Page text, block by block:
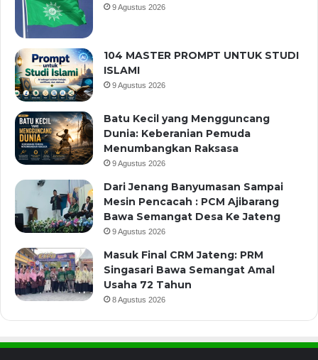
9 Agustus 2026
104 MASTER PROMPT UNTUK STUDI
ISLAMI
9 Agustus 2026
Batu Kecil yang Mengguncang
Dunia: Keberanian Pemuda
Menumbangkan Raksasa
9 Agustus 2026
Dari Jenang Banyumasan Sampai
Mesin Pencacah : PCM Ajibarang
Bawa Semangat Desa Ke Jateng
9 Agustus 2026
Masuk Final CRM Jateng: PRM
Singasari Bawa Semangat Amal
Usaha 72 Tahun
8 Agustus 2026